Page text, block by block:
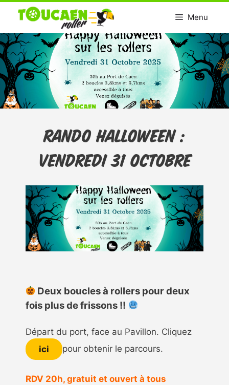
contenu
Menu
Rando Halloween :
Vendredi 31 Octobre
Deux boucles à rollers pour deux
fois plus de frissons !!
Départ du port, face au Pavillon. Cliquez
ici
pour obtenir le parcours.
RDV 20h, gratuit et ouvert à tous